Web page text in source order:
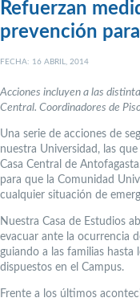
Refuerzan
prevención
FECHA: 16 ABRIL, 2014
Acciones incluyen a las
Central. Coordinadores de
Una serie de acciones de
nuestra Universidad, las
Casa Central de
para que la Comunidad
cualquier situación de
Nuestra Casa de Estudios
evacuar ante la ocurrencia
guiando a las familias
dispuestos en el Campus.
Frente a los últimos